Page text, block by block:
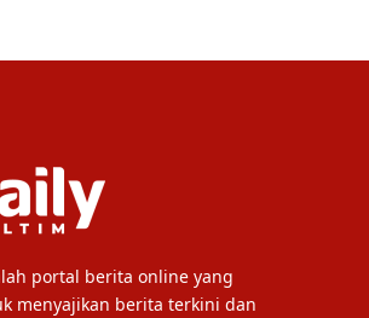
portal berita online yang
menyajikan berita terkini dan